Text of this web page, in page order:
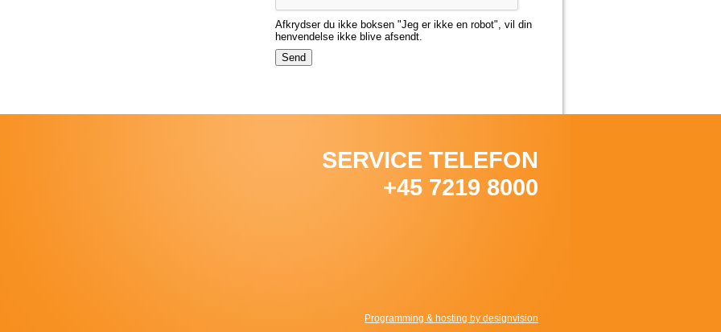
Afkrydser du ikke boksen "Jeg er ikke en robot", vil din
henvendelse ikke blive afsendt.
SERVICE TELEFON
+45 7219 8000
Programming & hosting by designvision